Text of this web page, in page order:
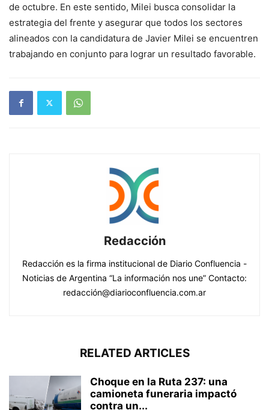
de octubre. En este sentido, Milei busca consolidar la
estrategia del frente y asegurar que todos los sectores
alineados con la candidatura de Javier Milei se encuentren
trabajando en conjunto para lograr un resultado favorable.
Redacción
Redacción es la firma institucional de Diario Confluencia -
Noticias de Argentina “La información nos une” Contacto:
redacción@diarioconfluencia.com.ar
RELATED ARTICLES
Choque en la Ruta 237: una
camioneta funeraria impactó
contra un...